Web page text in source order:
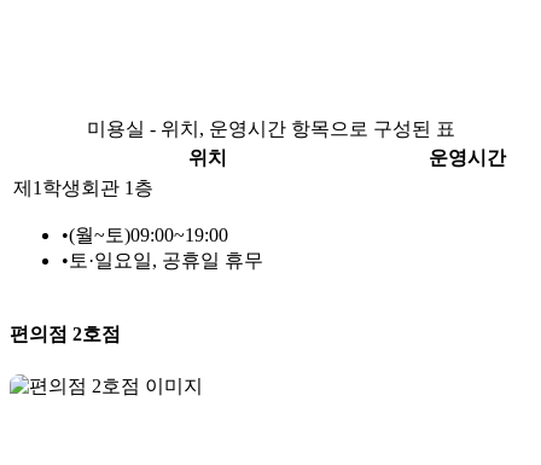
미용실 - 위치, 운영시간 항목으로 구성된 표
위치
운영시간
제1학생회관 1층
•(월~토)09:00~19:00
• 토·일요일, 공휴일 휴무
편의점 2호점